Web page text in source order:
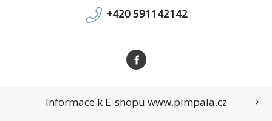
+420 591142142
Informace k E-shopu www.pimpala.cz